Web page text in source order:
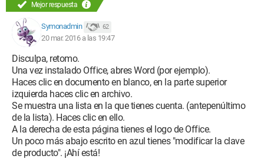
Mejor respuesta
Symonadmin 62
20 mar. 2016 a las 19:47
Disculpa, retomo.
Una vez instalado Office, abres Word (por ejemplo).
Haces clic en documento en blanco, en la parte superior
izquierda haces clic en archivo.
Se muestra una lista en la que tienes cuenta. (antepenúltimo
de la lista). Haces clic en ello.
A la derecha de esta página tienes el logo de Office.
Un poco más abajo escrito en azul tienes "modificar la clave
de producto". ¡Ahí está!